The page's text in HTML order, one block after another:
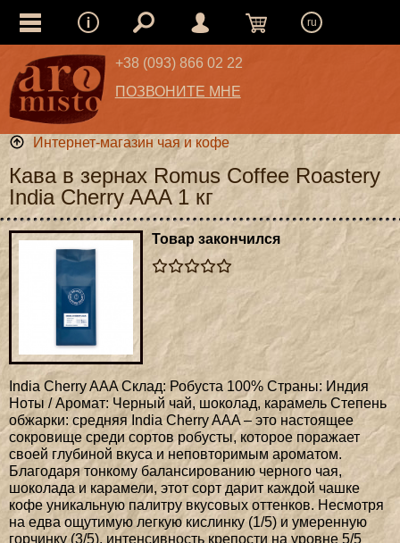
ru
+38 (093) 866 02 22
ПОЗВОНИТЕ МНЕ
Интернет-магазин чая и кофе
Кава в зернах Romus Coffee Roastery
India Cherry AAA 1 кг
Товар закончился
India Cherry AAA Склад: Робуста 100% Страны: Индия
Ноты / Аромат: Черный чай, шоколад, карамель Степень
обжарки: средняя India Cherry AAA – это настоящее
сокровище среди сортов робусты, которое поражает
своей глубиной вкуса и неповторимым ароматом.
Благодаря тонкому балансированию черного чая,
шоколада и карамели, этот сорт дарит каждой чашке
кофе уникальную палитру вкусовых оттенков. Несмотря
на едва ощутимую легкую кислинку (1/5) и умеренную
горчинку (3/5), интенсивность крепости на уровне 5/5